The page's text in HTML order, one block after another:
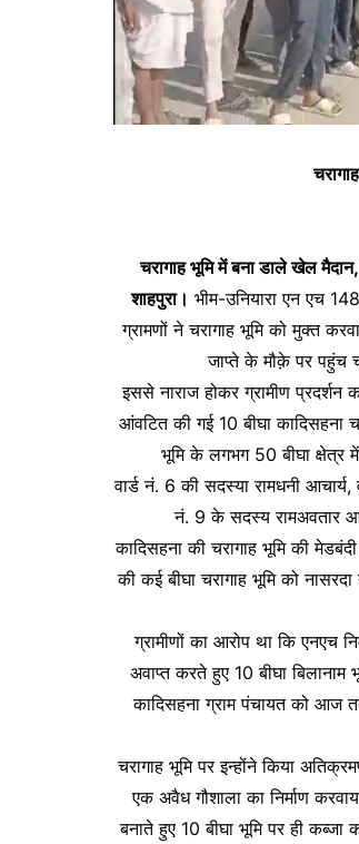
चरागाह भूमि में बना डाले खेल
शाहपुरा। भीम-उनियारा एन एच
ग्रामणों ने चरागाह भूमि को मुक्त
जाप्ते के मौक़े पर पहुंच
इससे नाराज होकर ग्रामीण
आंवटित की गई 10 बीघा कादिसहना
भूमि के लगभग 50 बीघा क्षेत्र
वार्ड नं. 6 की सदस्या रामधनी आचार्य,
नं. 9 के सदस्य रामअवतार
कादिसहना की चरागाह भूमि की
की कई बीघा चरागाह भूमि को
ग्रामीणों का आरोप था कि एनएच
अवाप्त करते हुए 10 बीघा
कादिसहना ग्राम पंचायत को आज
चरागाह भूमि पर इन्होंने किया
एक अवैध गौशाला का निर्माण
बनाते हुए 10 बीघा भूमि पर ही